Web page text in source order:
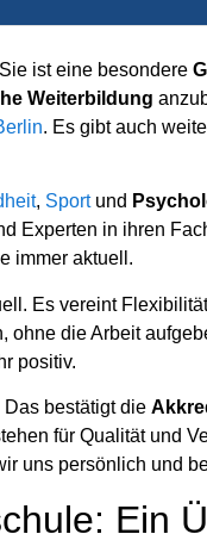
ist eine besondere
Weiterbildung
. Es gibt auch
, Sportund
Experten in ihren
immer aktuell.
Es vereint
ohne die Arbeit
positiv.
Das bestätigt die
für Qualität und
uns persönlich und
Ein